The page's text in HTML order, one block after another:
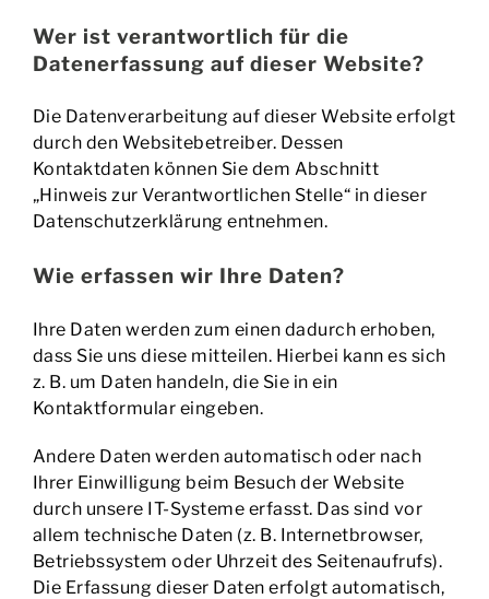
Wer ist verantwortlich für die
Datenerfassung auf dieser Website?
Die Datenverarbeitung auf dieser Website erfolgt
durch den Websitebetreiber. Dessen
Kontaktdaten können Sie dem Abschnitt
„Hinweis zur Verantwortlichen Stelle“ in dieser
Datenschutzerklärung entnehmen.
Wie erfassen wir Ihre Daten?
Ihre Daten werden zum einen dadurch erhoben,
dass Sie uns diese mitteilen. Hierbei kann es sich
z. B. um Daten handeln, die Sie in ein
Kontaktformular eingeben.
Andere Daten werden automatisch oder nach
Ihrer Einwilligung beim Besuch der Website
durch unsere IT-Systeme erfasst. Das sind vor
allem technische Daten (z. B. Internetbrowser,
Betriebssystem oder Uhrzeit des Seitenaufrufs).
Die Erfassung dieser Daten erfolgt automatisch,